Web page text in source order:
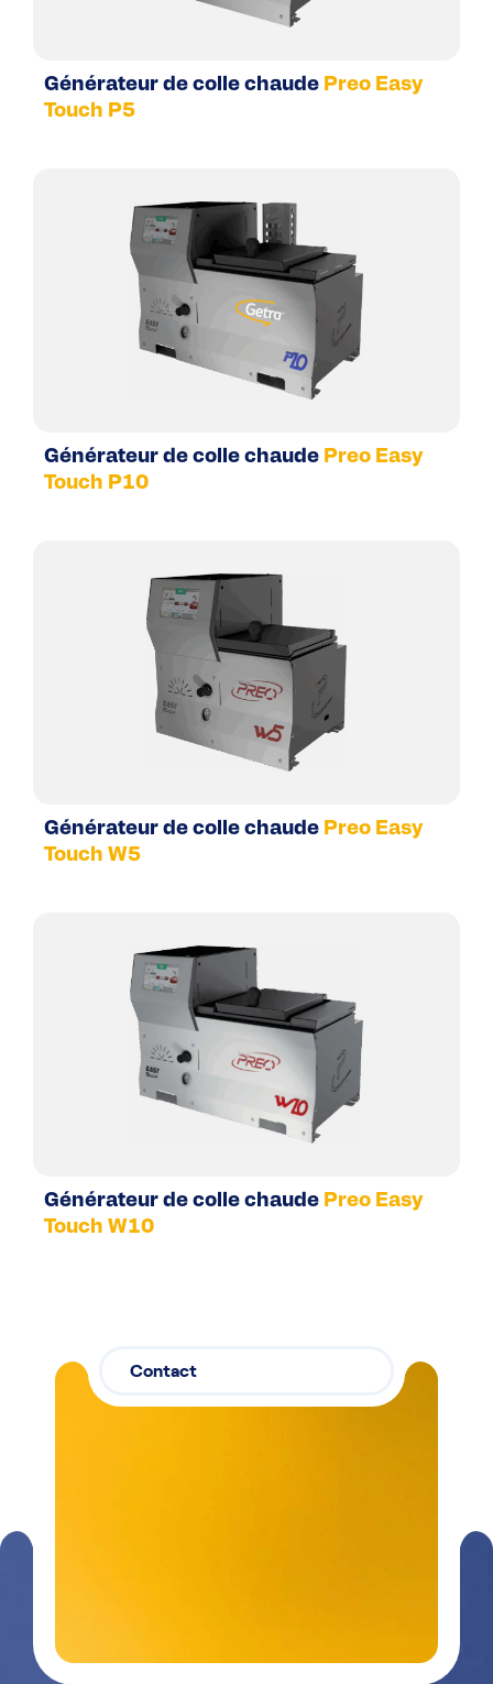
Générateur de colle chaude Preo Easy
Touch P5
Générateur de colle chaude Preo Easy
Touch P10
Générateur de colle chaude Preo Easy
Touch W5
Générateur de colle chaude Preo Easy
Touch W10
Contact